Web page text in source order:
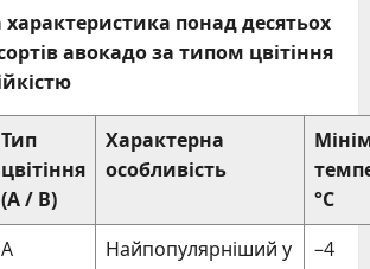
характеристика понад десятьох
авокадо за типом цвітіння
Тип
цвітіння
(A / B)
Характерна
особливість
°C
A
Найпопулярніший у
–4